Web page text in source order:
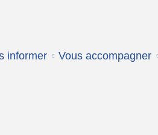
informer Vous accompagner